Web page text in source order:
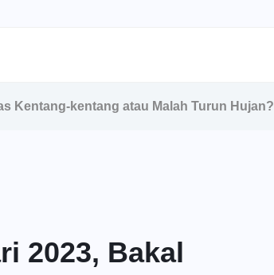
Kentang-kentang atau Malah Turun Hujan?
2023, Bakal